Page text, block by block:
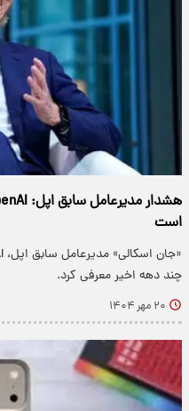
است
چند دهه اخیر معرفی کرد.
۲۰ مهر ۱۴۰۴